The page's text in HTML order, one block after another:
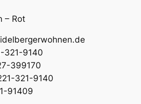
– Rot
321-9140
399170
321-9140
91409